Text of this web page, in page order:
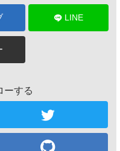
LINE
ーする